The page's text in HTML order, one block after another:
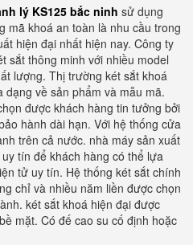
lý KS125 bắc ninh sử dụng
mã khoá an toàn là nhu cầu trong
hiện đại nhất hiện nay. Công ty
sắt thông minh với nhiều model
lượng. Thị trường két sắt khoá
về sản phẩm và mẫu mã.
được khách hàng tin tưởng bởi
hành dài hạn. Với hệ thống cửa
trên cả nước. nhà máy sản xuất
tín để khách hàng có thể lựa
tử uy tín. Hệ thống két sắt chính
chỉ và nhiều năm liền được chọn
két sắt khoá hiện đại được
mặt. Có đế cao su cố định hoặc